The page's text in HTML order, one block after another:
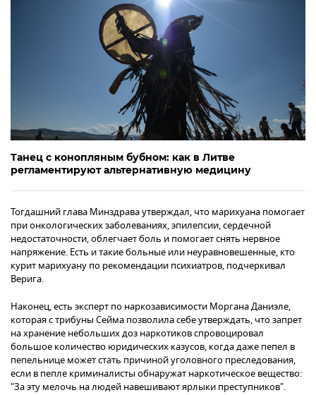
Танец с конопляным бубном: как в Литве
регламентируют альтернативную медицину
Тогдашний глава Минздрава утверждал, что марихуана помогает
при онкологических заболеваниях, эпилепсии, сердечной
недостаточности, облегчает боль и помогает снять нервное
напряжение. Есть и такие больные или неуравновешенные, кто
курит марихуану по рекомендации психиатров, подчеркивал
Верига.
Наконец, есть эксперт по наркозависимости Моргана Даниэле,
которая с трибуны Сейма позволила себе утверждать, что запрет
на хранение небольших доз наркотиков спровоцировал
большое количество юридических казусов, когда даже пепел в
пепельнице может стать причиной уголовного преследования,
если в пепле криминалисты обнаружат наркотическое вещество:
"За эту мелочь на людей навешивают ярлыки преступников".